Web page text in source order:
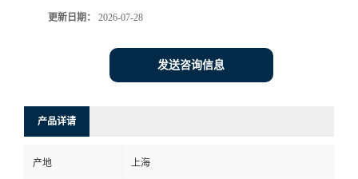
更新日期： 2026-07-28
发送咨询信息
产品详请
产地 上海